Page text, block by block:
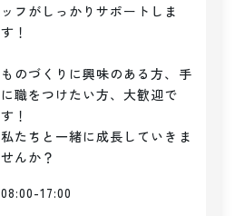
ッフがしっかりサポートしま
す！
ものづくりに興味のある方、手
に職をつけたい方、大歓迎で
す！
私たちと一緒に成長していきま
08:00-17:00